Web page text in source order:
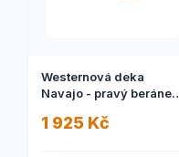
Westernová deka
Navajo - pravý beránek
1 925 Kč